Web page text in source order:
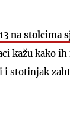
na stolcima
kažu kako
stotinjak